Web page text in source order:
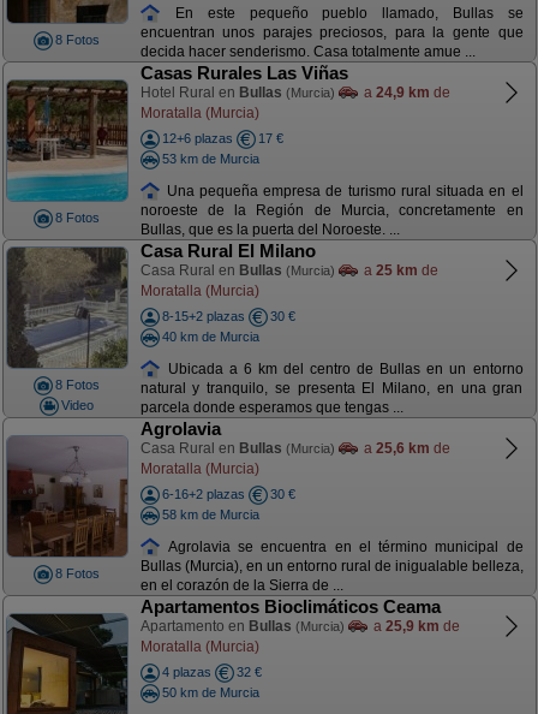
8 Fotos
En este pequeño pueblo llamado, Bullas se
encuentran unos parajes preciosos, para la gente que
decida hacer senderismo. Casa totalmente amue ...
8 Fotos
Casas Rurales Las Viñas
Hotel Rural en Bullas (Murcia) a 24,9 km de
Moratalla (Murcia)
12+6 plazas
17 €
53 km de Murcia
Una pequeña empresa de turismo rural situada en el
noroeste de la Región de Murcia, concretamente en
Bullas, que es la puerta del Noroeste. ...
8 Fotos
Video
Casa Rural El Milano
Casa Rural en Bullas (Murcia) a 25 km de
Moratalla (Murcia)
8-15+2 plazas
30 €
40 km de Murcia
Ubicada a 6 km del centro de Bullas en un entorno
natural y tranquilo, se presenta El Milano, en una gran
parcela donde esperamos que tengas ...
8 Fotos
Agrolavia
Casa Rural en Bullas (Murcia) a 25,6 km de
Moratalla (Murcia)
6-16+2 plazas
30 €
58 km de Murcia
Agrolavia se encuentra en el término municipal de
Bullas (Murcia), en un entorno rural de inigualable belleza,
en el corazón de la Sierra de ...
Apartamentos Bioclimáticos Ceama
Apartamento en Bullas (Murcia) a 25,9 km de
Moratalla (Murcia)
4 plazas
32 €
50 km de Murcia